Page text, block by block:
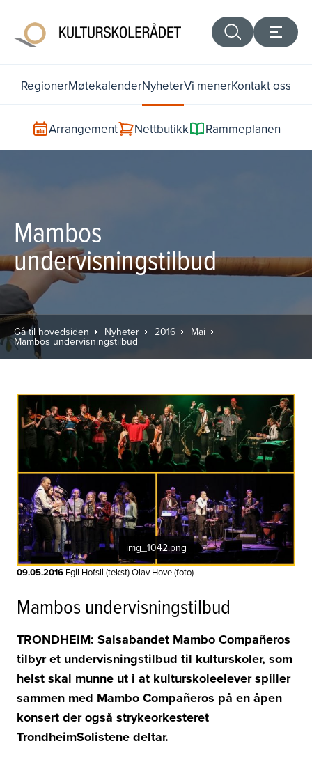
RegionerMøtekalenderNyheterVi menerKontakt oss
Arrangement Nettbutikk Rammeplanen
Mambos
undervisningstilbud
Gå til hovedsiden Nyheter 2016 Mai
Mambos undervisningstilbud
img_1042.png
09.05.2016 Egil Hofsli (tekst) Olav Hove (foto)
Mambos undervisningstilbud
TRONDHEIM: Salsabandet Mambo Compañeros
tilbyr et undervisningstilbud til kulturskoler, som
helst skal munne ut i at kulturskoleelever spiller
sammen med Mambo Compañeros på en åpen
konsert der også strykeorkesteret
TrondheimSolistene deltar.